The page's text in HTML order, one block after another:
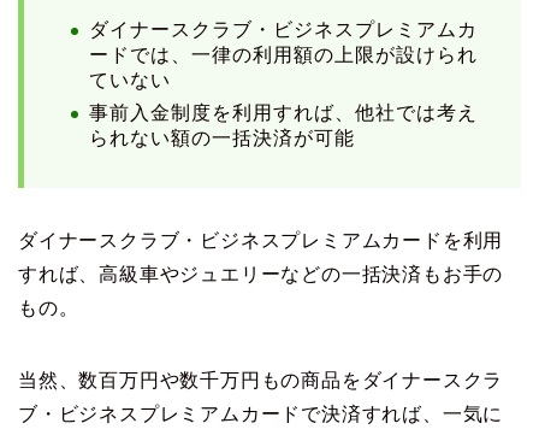
ダイナースクラブ・ビジネスプレミアムカ
ードでは、一律の利用額の上限が設けられ
ていない
事前入金制度を利用すれば、他社では考え
られない額の一括決済が可能
ダイナースクラブ・ビジネスプレミアムカードを利用
すれば、高級車やジュエリーなどの一括決済もお手の
もの。
当然、数百万円や数千万円もの商品をダイナースクラ
ブ・ビジネスプレミアムカードで決済すれば、一気に